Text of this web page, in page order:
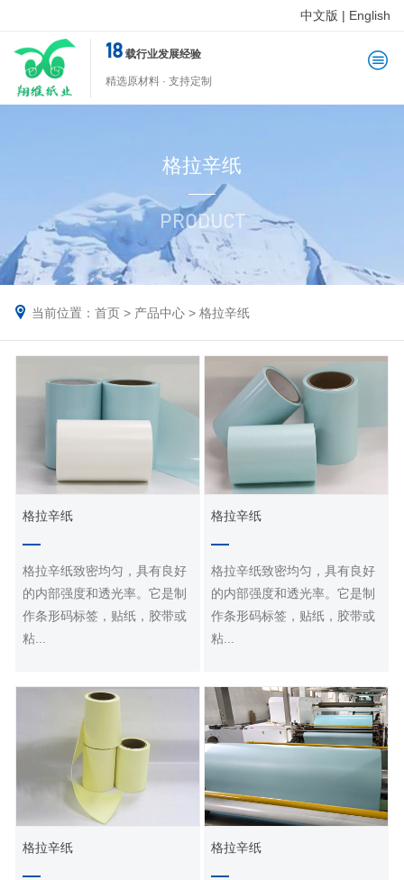
中文版 | English
18载行业发展经验
精选原材料 · 支持定制
格拉辛纸
PRODUCT
当前位置： 首页 > 产品中心 > 格拉辛纸
格拉辛纸
格拉辛纸
格拉辛纸致密均匀，具有良好
的内部强度和透光率。它是制
作条形码标签，贴纸，胶带或
粘...
格拉辛纸
格拉辛纸
格拉辛纸致密均匀，具有良好
的内部强度和透光率。它是制
作条形码标签，贴纸，胶带或
粘...
格拉辛纸
格拉辛纸 格拉辛纸
格拉辛纸